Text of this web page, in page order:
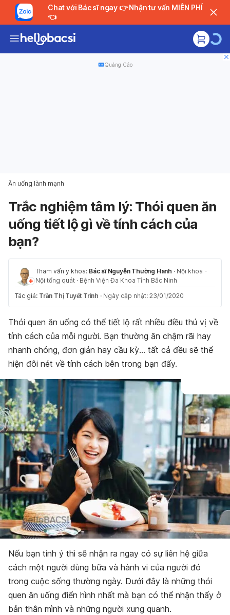
Chat với Bác sĩ ngay 👉 Nhận tư vấn MIỄN PHÍ
👈
Quảng Cáo
Ăn uống lành mạnh
Trắc nghiệm tâm lý: Thói quen ăn
uống tiết lộ gì về tính cách của
bạn?
Tham vấn y khoa: Bác sĩ Nguyễn Thường Hanh · Nội khoa -
Nội tổng quát · Bệnh Viện Đa Khoa Tỉnh Bắc Ninh
Tác giả: Trần Thị Tuyết Trinh · Ngày cập nhật: 23/01/2020
Thói quen ăn uống có thể tiết lộ rất nhiều điều thú vị về
tính cách của mỗi người. Bạn thường ăn chậm rãi hay
nhanh chóng, đơn giản hay cầu kỳ… tất cả đều sẽ thể
hiện đôi nét về tính cách bên trong bạn đấy.
Nếu bạn tinh ý thì sẽ nhận ra ngay có sự liên hệ giữa
cách một người dùng bữa và hành vi của người đó
trong cuộc sống thường ngày. Dưới đây là những thói
quen ăn uống điển hình nhất mà bạn có thể nhận thấy ở
bản thân mình và những người xung quanh.